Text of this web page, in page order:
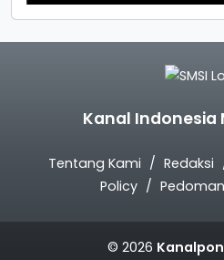
Kanal Indonesia
Tentang Kami Redaksi
Policy
© 2026